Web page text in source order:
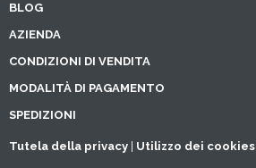
BLOG
AZIENDA
CONDIZIONI DI VENDITA
MODALITÀ DI PAGAMENTO
SPEDIZIONI
Tutela della privacy Utilizzo dei cookies